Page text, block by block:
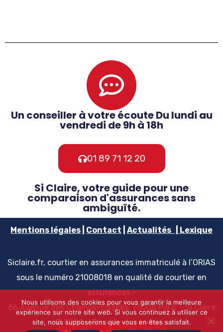
Un conseiller à votre écoute Du lundi au
vendredi de 9h à 18h
01 89 71 12 20
Si Claire, votre guide pour une
comparaison d'assurances sans
ambiguïté.
Mentions légales Contact Actualités Lexique
Siclaire.fr, courtier en assurances immatriculé à l’ORIAS
sous le numéro 21008018 en qualité de courtier en
assurances –
66 Avenue des Champs-Elysées, 75008 Paris – Si Claire
© 2024 – Tous droits réservés
Nous utilisons des cookies pour vous garantir la meilleure
expérience sur notre site web. Si vous continuez à utiliser ce
site, nous supposerons que vous en êtes satisfait.